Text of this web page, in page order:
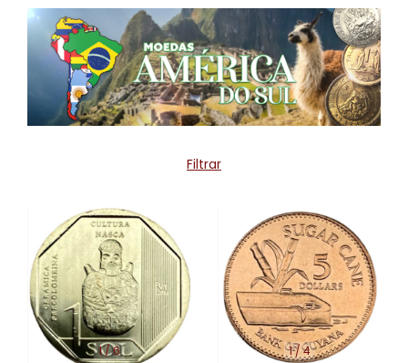
Filtrar
1/6 1/4